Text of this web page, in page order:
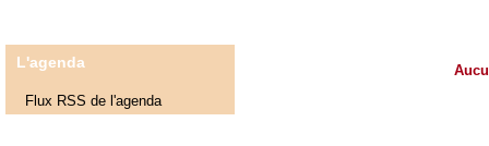
L'agenda
Flux RSS de l'agenda